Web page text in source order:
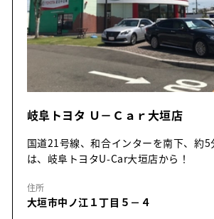
岐阜トヨタ Ｕ－Ｃａｒ大垣店
国道21号線、和合インターを南下、約
は、岐阜トヨタU-Car大垣店から！
住所
大垣市中ノ江１丁目５－４